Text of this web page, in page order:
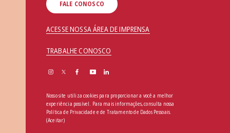
FALE CONOSCO
ACESSE NOSSA ÁREA DE IMPRENSA
TRABALHE CONOSCO
Nosso site utiliza cookies para proporcionar a você a melhor
experiência possível. Para mais informações, consulta nossa
Política de Privacidade e de Tratamento de Dados Pessoais
(Aceitar)